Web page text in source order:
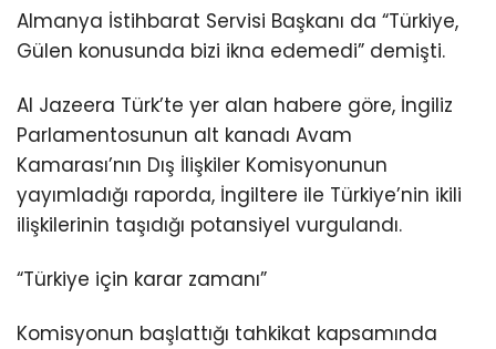
Almanya İstihbarat Servisi Başkanı da “Türkiye,
Gülen konusunda bizi ikna edemedi” demişti.
Al Jazeera Türk’te yer alan habere göre, İngiliz
Parlamentosunun alt kanadı Avam
Kamarası’nın Dış İlişkiler Komisyonunun
yayımladığı raporda, İngiltere ile Türkiye’nin ikili
ilişkilerinin taşıdığı potansiyel vurgulandı.
“Türkiye için karar zamanı”
Komisyonun başlattığı tahkikat kapsamında